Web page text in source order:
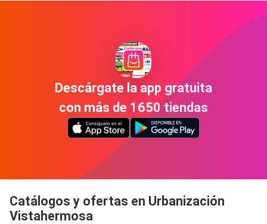
Descárgate la app gratuita
con más de 1650 tiendas
Catálogos y ofertas en Urbanización
Vistahermosa